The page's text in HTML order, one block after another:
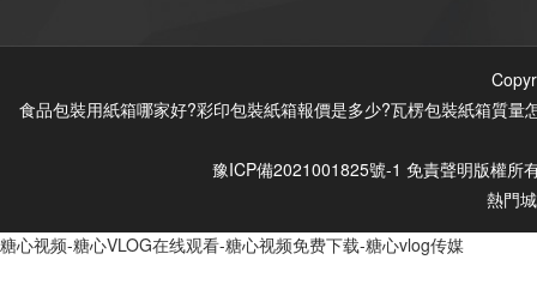
食品包裝用紙箱哪家好?彩印包裝紙箱報價是多少?瓦楞包裝紙箱質
豫ICP備2021001825號-1 免責聲明版權所
熱門
糖心视频-糖心VLOG在线观看-糖心视频免费下载-糖心vlog传媒